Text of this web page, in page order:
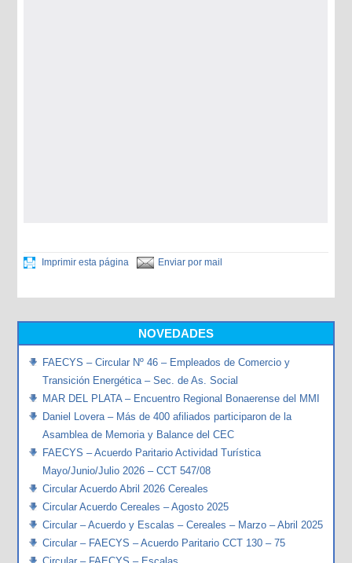
Imprimir esta página Enviar por mail
NOVEDADES
FAECYS – Circular Nº 46 – Empleados de Comercio y
Transición Energética – Sec. de As. Social
MAR DEL PLATA – Encuentro Regional Bonaerense del MMI
Daniel Lovera – Más de 400 afiliados participaron de la
Asamblea de Memoria y Balance del CEC
FAECYS – Acuerdo Paritario Actividad Turística
Mayo/Junio/Julio 2026 – CCT 547/08
Circular Acuerdo Abril 2026 Cereales
Circular Acuerdo Cereales – Agosto 2025
Circular – Acuerdo y Escalas – Cereales – Marzo – Abril 2025
Circular – FAECYS – Acuerdo Paritario CCT 130 – 75